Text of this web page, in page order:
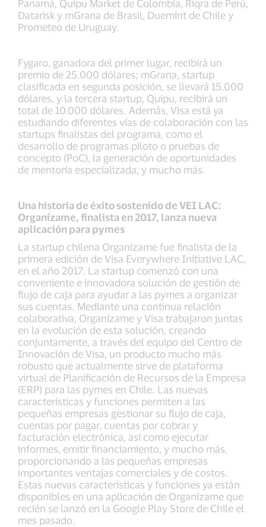
Panamá, Quipu Market de Colombia, Riqra de Perú,
Datarisk y mGrana de Brasil, Duemint de Chile y
Prometeo de Uruguay.
Fygaro, ganadora del primer lugar, recibirá un
premio de 25.000 dólares; mGrana, startup
clasificada en segunda posición, se llevará 15.000
dólares, y la tercera startup, Quipu, recibirá un
total de 10.000 dólares. Además, Visa está ya
estudiando diferentes vías de colaboración con las
startups finalistas del programa, como el
desarrollo de programas piloto o pruebas de
concepto (PoC), la generación de oportunidades
de mentoría especializada, y mucho más.
Una historia de éxito sostenido de VEI LAC:
Organízame, finalista en 2017, lanza nueva
aplicación para pymes
La startup chilena Organízame fue finalista de la
primera edición de Visa Everywhere Initiative LAC,
en el año 2017. La startup comenzó con una
conveniente e innovadora solución de gestión de
flujo de caja para ayudar a las pymes a organizar
sus cuentas. Mediante una continua relación
colaborativa, Organízame y Visa trabajaron juntas
en la evolución de esta solución, creando
conjuntamente, a través del equipo del Centro de
Innovación de Visa, un producto mucho más
robusto que actualmente sirve de plataforma
virtual de Planificación de Recursos de la Empresa
(ERP) para las pymes en Chile. Las nuevas
características y funciones permiten a las
pequeñas empresas gestionar su flujo de caja,
cuentas por pagar, cuentas por cobrar y
facturación electrónica, así como ejecutar
informes, emitir financiamiento, y mucho más,
proporcionando a las pequeñas empresas
importantes ventajas comerciales y de costos.
Estas nuevas características y funciones ya están
disponibles en una aplicación de Organízame que
recién se lanzó en la Google Play Store de Chile el
mes pasado.